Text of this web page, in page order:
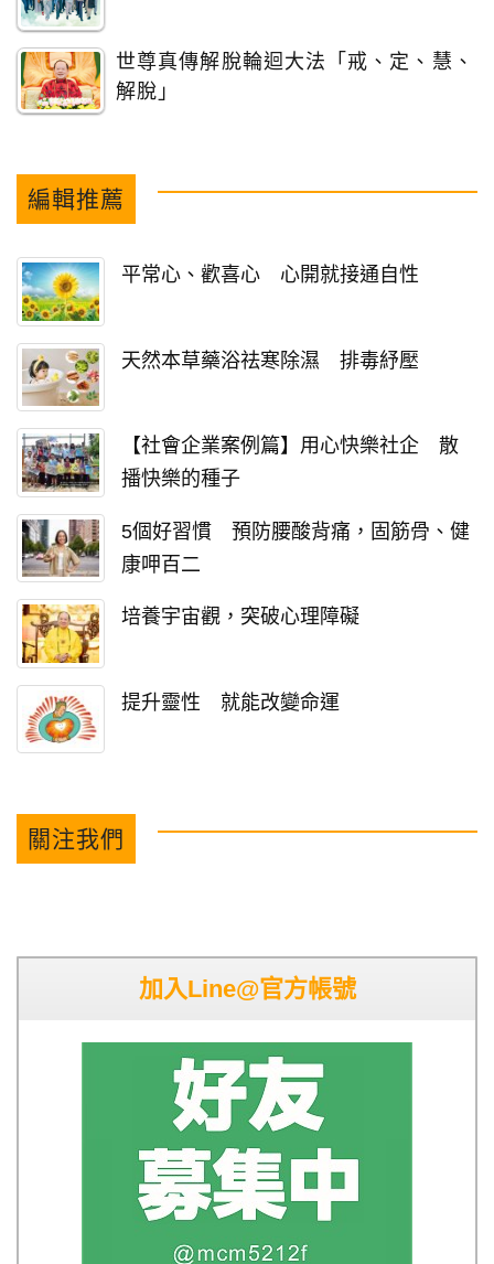
世尊真傳解脫輪迴大法「戒、定、慧、
解脫」
編輯推薦
平常心、歡喜心 心開就接通自性
天然本草藥浴祛寒除濕 排毒紓壓
【社會企業案例篇】用心快樂社企 散
播快樂的種子
5個好習慣 預防腰酸背痛，固筋骨、健
康呷百二
培養宇宙觀，突破心理障礙
提升靈性 就能改變命運
關注我們
加入Line@官方帳號